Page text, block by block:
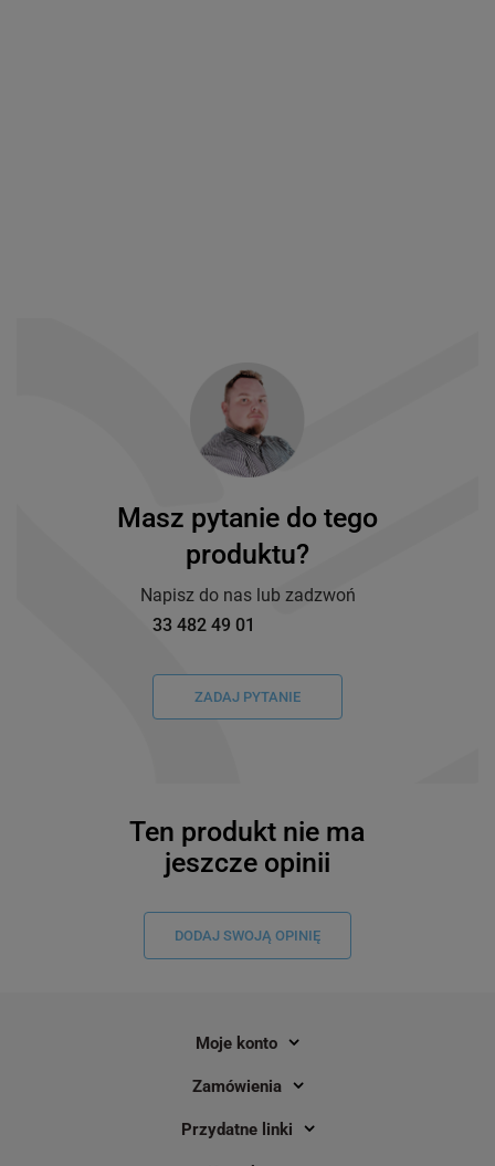
Masz pytanie do tego
produktu?
Napisz do nas lub zadzwoń
33 482 49 01
ZADAJ PYTANIE
Ten produkt nie ma
jeszcze opinii
DODAJ SWOJĄ OPINIĘ
Moje konto
Zamówienia
Przydatne linki